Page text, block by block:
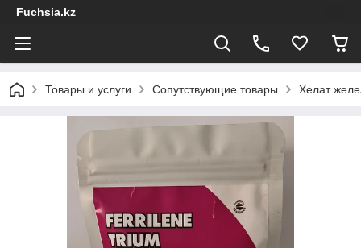
Fuchsia.kz
Товары и услуги Сопутствующие товары Хелат